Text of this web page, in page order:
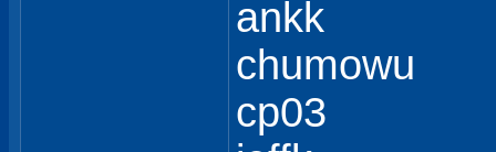
ankk
chumowu
cp03